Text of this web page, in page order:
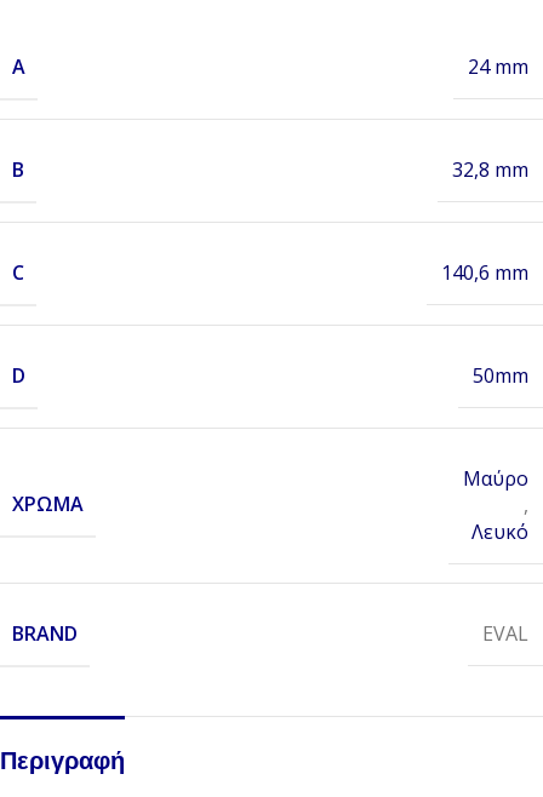
A 24 mm
B 32,8 mm
C 140,6 mm
D 50mm
ΧΡΏΜΑ
Μαύρο
,
Λευκό
BRAND EVAL
Περιγραφή